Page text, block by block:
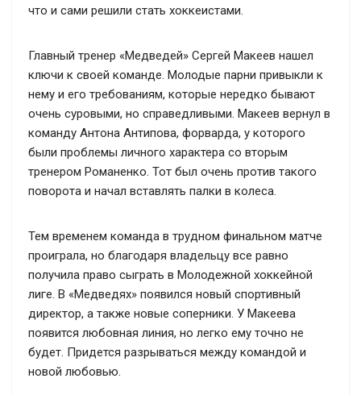
что и сами решили стать хоккеистами.
Главный тренер «Медведей» Сергей Макеев нашел
ключи к своей команде. Молодые парни привыкли к
нему и его требованиям, которые нередко бывают
очень суровыми, но справедливыми. Макеев вернул в
команду Антона Антипова, форварда, у которого
были проблемы личного характера со вторым
тренером Романенко. Тот был очень против такого
поворота и начал вставлять палки в колеса.
Тем временем команда в трудном финальном матче
проиграла, но благодаря владельцу все равно
получила право сыграть в Молодежной хоккейной
лиге. В «Медведях» появился новый спортивный
директор, а также новые соперники. У Макеева
появится любовная линия, но легко ему точно не
будет. Придется разрываться между командой и
новой любовью.